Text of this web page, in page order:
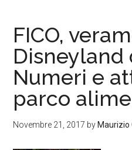
FICO,
Disneyland
Numeri e
parco
Novembre 21, 2017 by Maurizio